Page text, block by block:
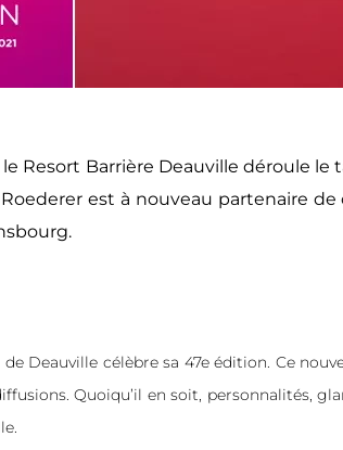
Resort Barrière Deauville déroule le
est à nouveau partenaire
Deauville célèbre sa 47e édition. Ce
Quoiqu’il en soit, personnalités,